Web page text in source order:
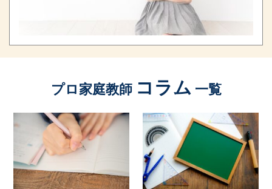
プロ家庭教師 コラム 一覧